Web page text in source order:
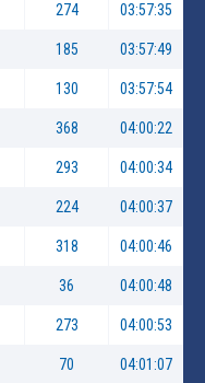
274 03:57:35
185 03:57:49
130 03:57:54
368 04:00:22
293 04:00:34
224 04:00:37
318 04:00:46
36 04:00:48
273 04:00:53
70 04:01:07